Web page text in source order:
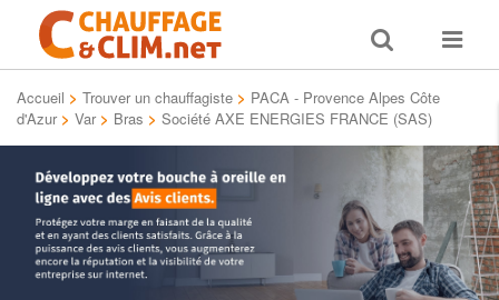
Toggle
search
Toggle
Accueil > Trouver un chauffagiste > PACA - Provence Alpes Côte
d'Azur > Var > Bras > Société AXE ENERGIES FRANCE (SAS)